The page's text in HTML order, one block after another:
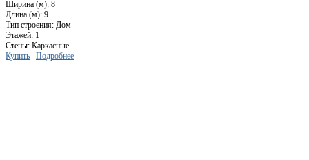
Ширина (м): 8
Длина (м): 9
Тип строения: Дом
Этажей: 1
Стены: Каркасные
Купить
Подробнее